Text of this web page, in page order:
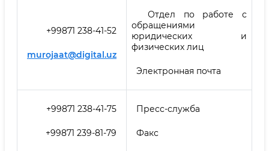
+99871 238-41-52
murojaat@digital.uz
Отдел по работе с
обращениями
юридических и
физических лиц
Электронная почта
+99871 238-41-75
+99871 239-81-79
Пресс-служба
Факс